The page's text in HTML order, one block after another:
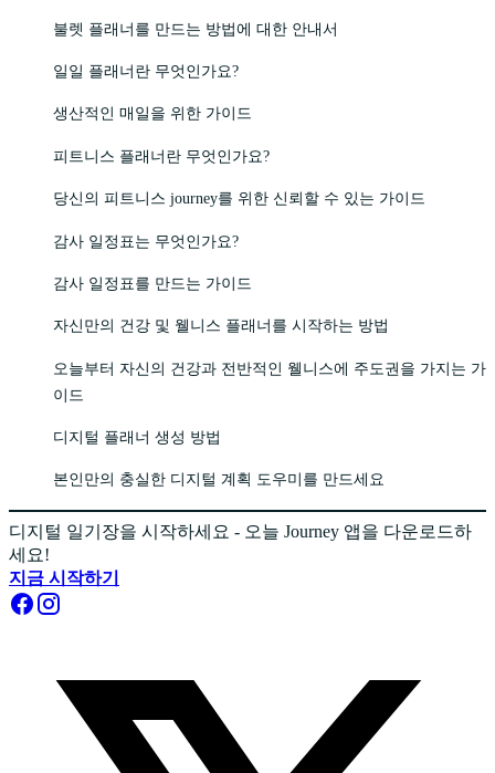
불렛 플래너를 만드는 방법에 대한 안내서
일일 플래너란 무엇인가요?
생산적인 매일을 위한 가이드
피트니스 플래너란 무엇인가요?
당신의 피트니스 journey를 위한 신뢰할 수 있는 가이드
감사 일정표는 무엇인가요?
감사 일정표를 만드는 가이드
자신만의 건강 및 웰니스 플래너를 시작하는 방법
오늘부터 자신의 건강과 전반적인 웰니스에 주도권을 가지는 가
이드
디지털 플래너 생성 방법
본인만의 충실한 디지털 계획 도우미를 만드세요
디지털 일기장을 시작하세요 - 오늘 Journey 앱을 다운로드하
세요!
지금 시작하기